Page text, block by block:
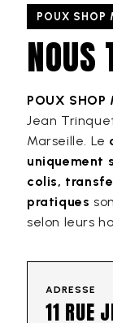
POUX SHOP
NOUS
POUX SHOP
Jean
Marseille. Le
uniquement
colis,
pratiques
selon leurs
ADRESSE
11 RUE